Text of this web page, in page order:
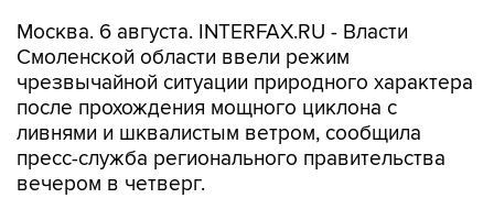
чрезвычайной ситуации природного характера
после прохождения мощного циклона с
ливнями и шквалистым ветром, сообщила
пресс-служба регионального правительства
вечером в четверг.
Мощный циклон с ливнями и шквалистым